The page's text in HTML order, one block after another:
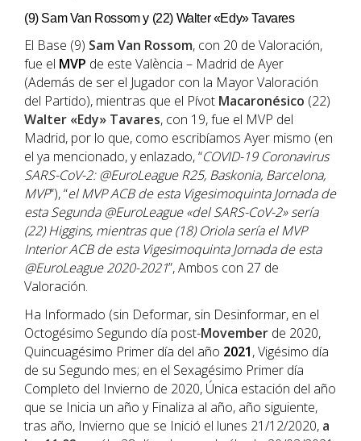
(9) Sam Van Rossom y (22) Walter «Edy» Tavares
El Base (9) Sam Van Rossom, con 20 de Valoración,
fue el MVP de este València – Madrid de Ayer
(Además de ser el Jugador con la Mayor Valoración
del Partido), mientras que el Pívot Macaronésico (22)
Walter «Edy» Tavares, con 19, fue el MVP del
Madrid, por lo que, como escribíamos Ayer mismo (en
el ya mencionado, y enlazado, “COVID-19 Coronavirus
SARS-CoV-2: @EuroLeague R25, Baskonia, Barcelona,
MVP”), “el MVP ACB de esta Vigesimoquinta Jornada de
esta Segunda @EuroLeague «del SARS-CoV-2» sería
(22) Higgins, mientras que (18) Oriola sería el MVP
Interior ACB de esta Vigesimoquinta Jornada de esta
@EuroLeague 2020-2021”, Ambos con 27 de
Valoración.
Ha Informado (sin Deformar, sin Desinformar, en el
Octogésimo Segundo día post-Movember de 2020,
Quincuagésimo Primer día del año 2021, Vigésimo día
de su Segundo mes; en el Sexagésimo Primer día
Completo del Invierno de 2020, Única estación del año
que se Inicia un año y Finaliza al año, año siguiente,
tras año, Invierno que se Inició el lunes 21/12/2020, a